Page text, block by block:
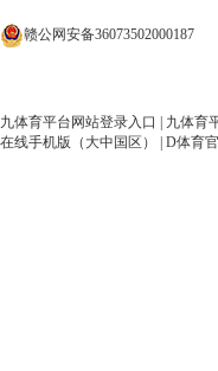
赣公网安备36073502000187
九体育平台网站登录入口 九体育
在线手机版（大中国区）
D体育